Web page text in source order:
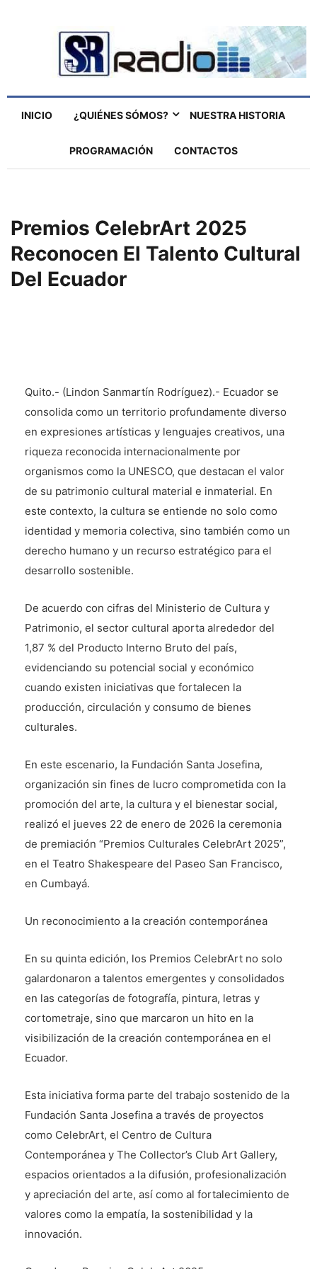
INICIO ¿QUIÉNES SÓMOS? NUESTRA HISTORIA
PROGRAMACIÓN CONTACTOS
Premios CelebrArt 2025
Reconocen El Talento Cultural
Del Ecuador
Quito.- (Lindon Sanmartín Rodríguez).- Ecuador se
consolida como un territorio profundamente diverso
en expresiones artísticas y lenguajes creativos, una
riqueza reconocida internacionalmente por
organismos como la UNESCO, que destacan el valor
de su patrimonio cultural material e inmaterial. En
este contexto, la cultura se entiende no solo como
identidad y memoria colectiva, sino también como un
derecho humano y un recurso estratégico para el
desarrollo sostenible.
De acuerdo con cifras del Ministerio de Cultura y
Patrimonio, el sector cultural aporta alrededor del
1,87 % del Producto Interno Bruto del país,
evidenciando su potencial social y económico
cuando existen iniciativas que fortalecen la
producción, circulación y consumo de bienes
culturales.
En este escenario, la Fundación Santa Josefina,
organización sin fines de lucro comprometida con la
promoción del arte, la cultura y el bienestar social,
realizó el jueves 22 de enero de 2026 la ceremonia
de premiación “Premios Culturales CelebrArt 2025”,
en el Teatro Shakespeare del Paseo San Francisco,
en Cumbayá.
Un reconocimiento a la creación contemporánea
En su quinta edición, los Premios CelebrArt no solo
galardonaron a talentos emergentes y consolidados
en las categorías de fotografía, pintura, letras y
cortometraje, sino que marcaron un hito en la
visibilización de la creación contemporánea en el
Ecuador.
Esta iniciativa forma parte del trabajo sostenido de la
Fundación Santa Josefina a través de proyectos
como CelebrArt, el Centro de Cultura
Contemporánea y The Collector’s Club Art Gallery,
espacios orientados a la difusión, profesionalización
y apreciación del arte, así como al fortalecimiento de
valores como la empatía, la sostenibilidad y la
innovación.